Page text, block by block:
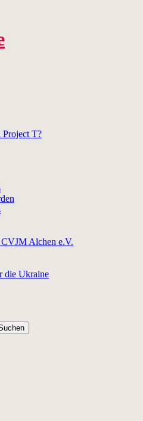
Project T?
CVJM Alchen e.V.
die Ukraine